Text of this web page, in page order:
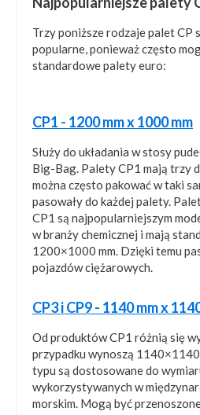
Trzy poniższe rodzaje palet CP
popularne, ponieważ często
standardowe palety euro:
CP1 - 1200 mm x 1000 mm
Służy do układania w stosy
Big-Bag. Palety CP1 mają trzy
można często pakować w taki
pasowały do ​​każdej palety.
CP1 są najpopularniejszym
w branży chemicznej i mają
1200×1000 mm. Dzięki temu
pojazdów ciężarowych.
CP3 i CP9 - 1140 mm x
Od produktów CP1 różnią się
przypadku wynoszą
typu są dostosowane do
wykorzystywanych w
morskim. Mogą być